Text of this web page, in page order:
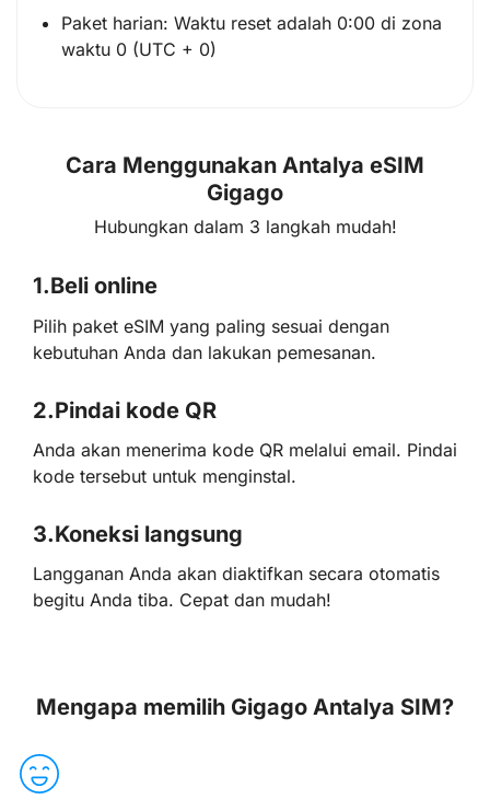
Paket harian: Waktu reset adalah 0:00 di zona
waktu 0 (UTC + 0)
Cara Menggunakan Antalya eSIM
Gigago
Hubungkan dalam 3 langkah mudah!
1.Beli online
Pilih paket eSIM yang paling sesuai dengan
kebutuhan Anda dan lakukan pemesanan.
2.Pindai kode QR
Anda akan menerima kode QR melalui email. Pindai
kode tersebut untuk menginstal.
3.Koneksi langsung
Langganan Anda akan diaktifkan secara otomatis
begitu Anda tiba. Cepat dan mudah!
Mengapa memilih Gigago Antalya SIM?